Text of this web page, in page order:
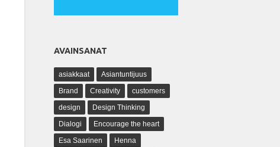
AVAINSANAT
asiakkaat
Asiantuntijuus
Brand
Creativity
customers
design
Design Thinking
Dialogi
Encourage the heart
Esa Saarinen
Henna